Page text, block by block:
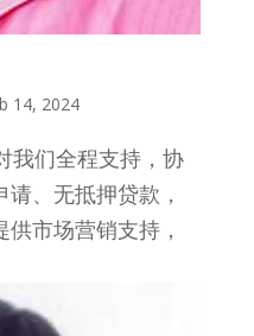
14, 2024
们全程支持，协
、无抵押贷款，
市场营销支持，